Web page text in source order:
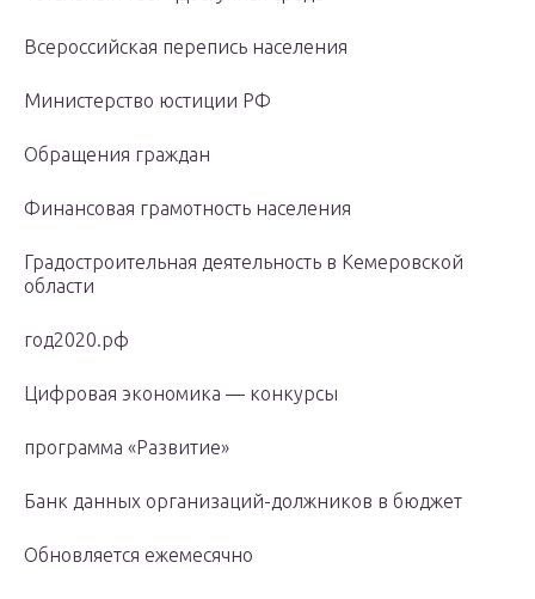
Всероссийская перепись населения
Министерство юстиции РФ
Обращения граждан
Финансовая грамотность населения
Градостроительная деятельность в Кемеровской
области
год2020.рф
Цифровая экономика — конкурсы
программа «Развитие»
Банк данных организаций-должников в бюджет
Обновляется ежемесячно